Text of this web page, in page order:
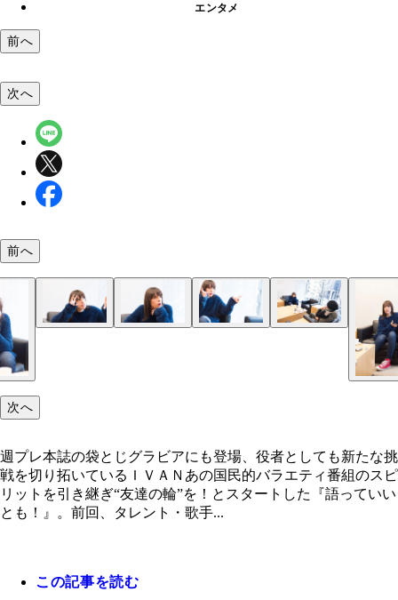
エンタメ
前へ
次へ
前へ
次へ
週プレ本誌の袋とじグラビアにも登場、役者としても新たな挑
戦を切り拓いているＩＶＡＮあの国民的バラエティ番組のスピ
リットを引き継ぎ“友達の輪”を！とスタートした『語っていい
とも！』。前回、タレント・歌手...
この記事を読む